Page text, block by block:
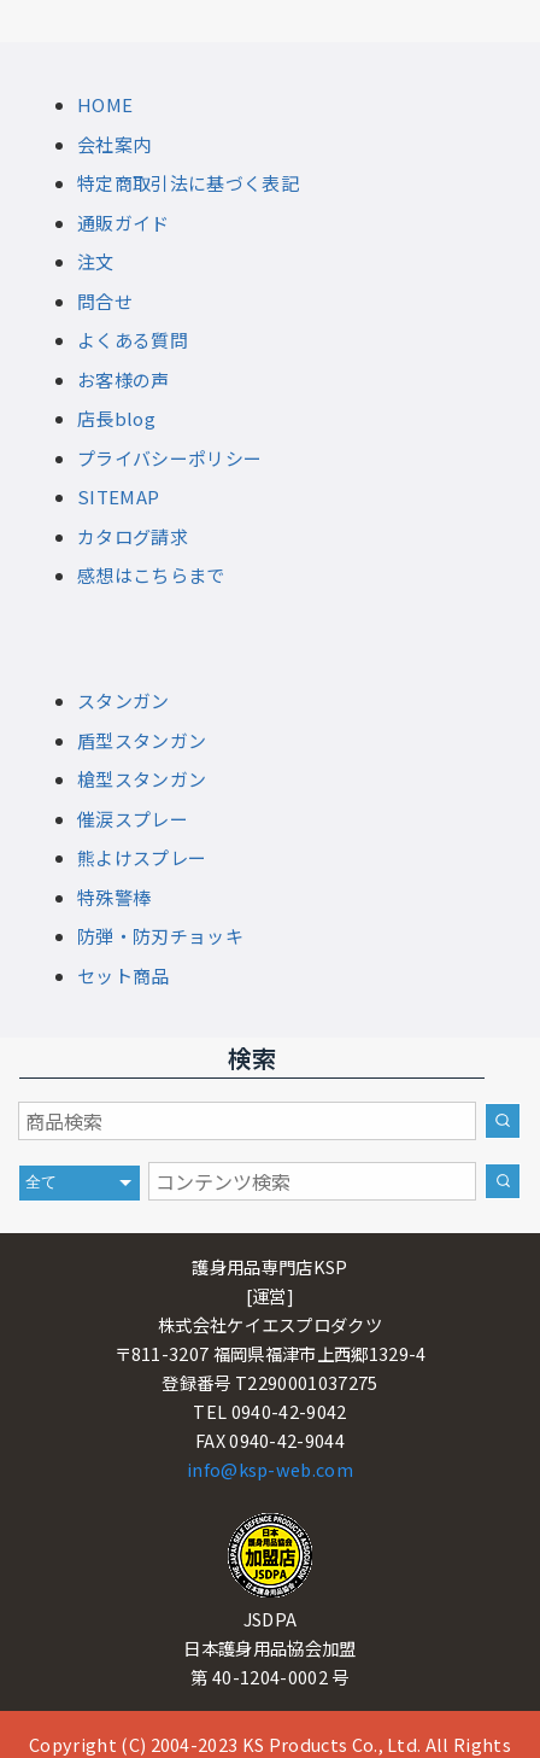
HOME
会社案内
特定商取引法に基づく表記
通販ガイド
注文
問合せ
よくある質問
お客様の声
店長blog
プライバシーポリシー
SITEMAP
カタログ請求
感想はこちらまで
スタンガン
盾型スタンガン
槍型スタンガン
催涙スプレー
熊よけスプレー
特殊警棒
防弾・防刃チョッキ
セット商品
検索
護身用品専門店KSP
[運営]
株式会社ケイエスプロダクツ
〒811-3207 福岡県福津市上西郷1329-4
登録番号 T2290001037275
TEL 0940-42-9042
FAX 0940-42-9044
info@ksp-web.com
JSDPA
日本護身用品協会加盟
第 40-1204-0002 号
Copyright (C) 2004-2023 KS Products Co., Ltd. All Rights